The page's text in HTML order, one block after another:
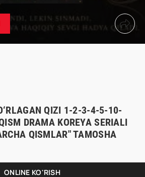
QIZI 1-2-3-4-5-10-
DRAMA KOREYA SERIALI
QISMLAR" TAMOSHA
ONLINE KO'RISH